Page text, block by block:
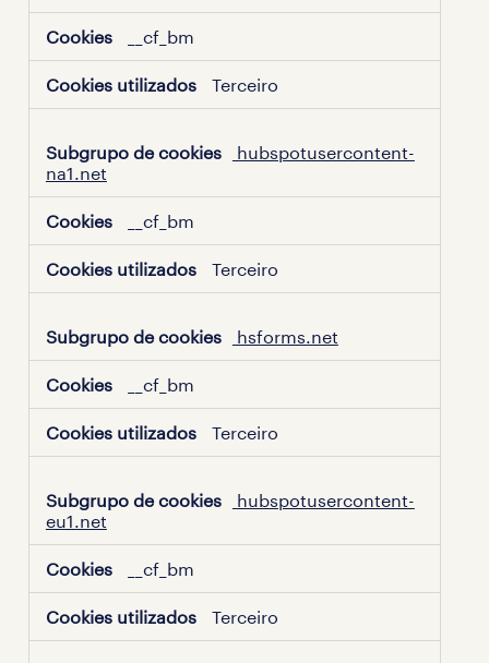
__cf_bm
Terceiro
hubspotusercontent-
na1.net
__cf_bm
Terceiro
hsforms.net
__cf_bm
Terceiro
hubspotusercontent-
eu1.net
__cf_bm
Terceiro